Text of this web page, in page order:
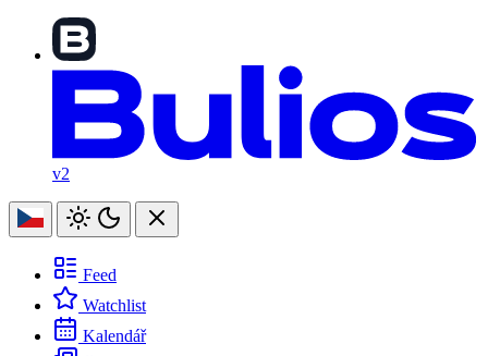
v2
Feed
Watchlist
Kalendář